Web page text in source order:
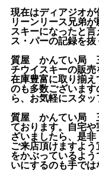
現在はディアジオ
リーンリース兄弟
スキーになったと
ス・パーの記録を抜
質屋 かんてい局
チウイスキーの販
在庫豊富に取り揃
のも多数ございま
ら、お気軽にスタ
質屋 かんてい局
ております。自宅
ざいましたら、是
ご来店頂けますよ
をかぶっているよ
いにするのも手で